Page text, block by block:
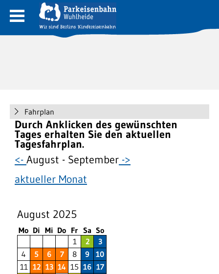
Fahrplan
Durch Anklicken des gewünschten
Tages erhalten Sie den aktuellen
Tagesfahrplan.
<- August - September ->
aktueller Monat
August 2025
Mo Di Mi Do Fr Sa So
1
2
3
4
5 6 7 8 9
10
11 12 13 14 15 16 17